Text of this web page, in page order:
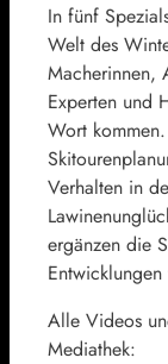
In fünf
Welt des
Macherinnen,
Experten und
Wort
Verhalten in
ergänzen die
Alle Videos
Mediathek: